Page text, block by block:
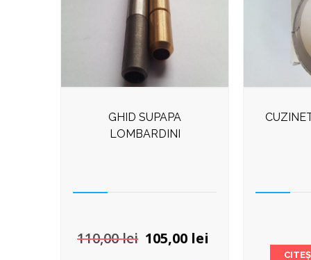
GHID SUPAPA
LOMBARDINI
110,00lei Prețul
105,00 lei